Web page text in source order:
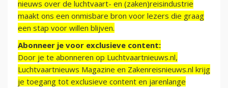
nieuws over de luchtvaart- en (zaken)reisindustrie
maakt ons een onmisbare bron voor lezers die graag
een stap voor willen blijven.
Abonneer je voor exclusieve content:
Door je te abonneren op Luchtvaartnieuws.nl,
Luchtvaartnieuws Magazine en Zakenreisnieuws.nl krijg
je toegang tot exclusieve content en jarenlange